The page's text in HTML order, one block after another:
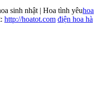
sinh nhật | Hoa tình yêuhoa
http://hoatot.com điện hoa hà